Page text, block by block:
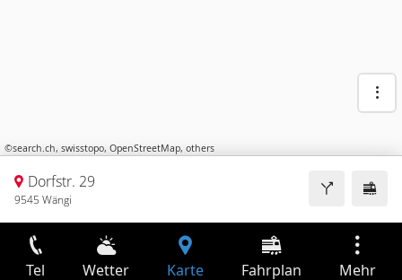
©search.ch, swisstopo, OpenStreetMap, others
Dorfstr. 29
9545 Wängi
Tel Wetter Karte Fahrplan Mehr